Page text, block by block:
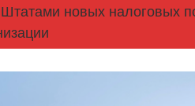
новых налоговых